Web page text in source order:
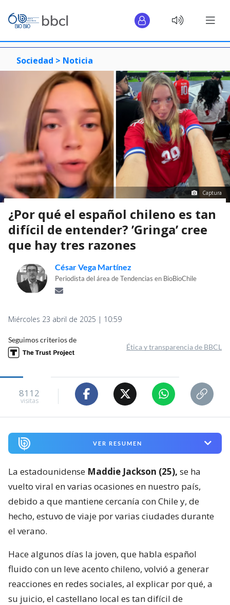
Sociedad > Noticia
Captura
¿Por qué el español chileno es tan
difícil de entender? ’Gringa’ cree
que hay tres razones
César Vega Martínez
Periodista del área de Tendencias en BioBioChile
Miércoles 23 abril de 2025 | 10:59
Seguimos criterios de
Ética y transparencia de BBCL
8112
visitas
VER RESUMEN
La estadounidense Maddie Jackson (25), se ha
vuelto viral en varias ocasiones en nuestro país,
debido a que mantiene cercanía con Chile y, de
hecho, estuvo de viaje por varias ciudades durante
el verano.
Hace algunos días la joven, que habla español
fluido con un leve acento chileno, volvió a generar
reacciones en redes sociales, al explicar por qué, a
su juicio, el castellano local es tan difícil de